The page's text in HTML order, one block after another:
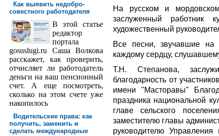
Как выявить недобро­
совестного работодателя
В этой статье
редактор
порта­ла
gosuslugi.ru Саша Волкова
расскажет, как проверить,
отчисляет ли работодатель
деньги на ваш пенсионный
счет. А еще посмотреть,
сколько на этом счете уже
накопилось
Водительские права: как
получить, заменить и
сделать международ­ные
На русском и
заслуженный
художественный
Все песни, звучавшие на
каждому сердцу,
Т.Н. Степанова,
благодарность от
имени "Масторавы"
праздника национальной
главе сельского
заместителю главы
руководителю Управления